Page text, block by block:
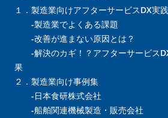
１．製造業向けアフターサービスDX実
-製造業でよくある課題
-改善が進まない原因とは？
-解決のカギ！？アフターサービス
果
２．製造業向け事例集
-日本食研株式会社
-船舶関連機械製造・販売会社